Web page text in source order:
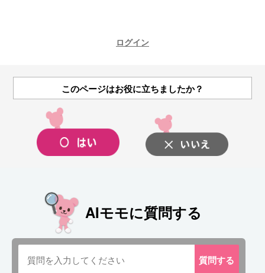
ログイン
このページはお役に立ちましたか？
AIモモに質問する
質問する